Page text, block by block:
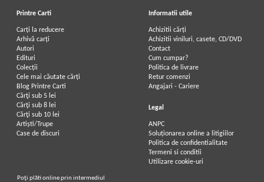
Printre Carti
Carți la reducere
Arhivă carți
Autori
Edituri
Colecții
Cele mai căutate cărți
Blog Printre Carti
Cărţi sub 5 lei
Cărţi sub 8 lei
Cărţi sub 10 lei
Artiști/Trupe
Case de discuri
Informatii utile
Achizitii cărți
Achizitii viniluri, casete, CD/DVD
Contact
Cum cumpar?
Politica de livrare
Retur comenzi
Angajari - Cariere
Legal
ANPC
Soluționarea online a litigiilor
Politica de confidentialitate
Termeni si conditii
Utilizare cookie-uri
Poţi plăti online prin intermediul